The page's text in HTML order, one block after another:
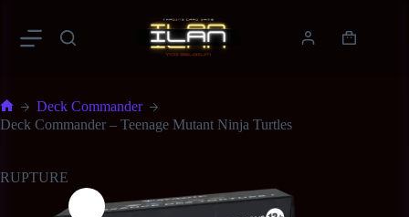
Deck Commander
Deck Commander – Teenage Mutant Ninja Turtles
RUPTURE